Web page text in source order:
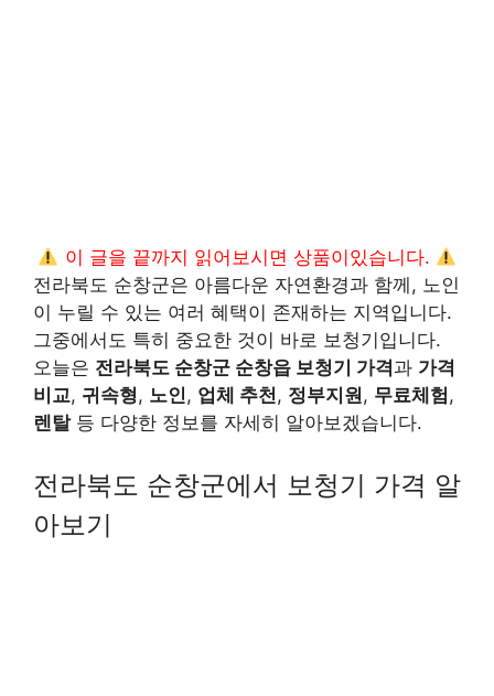
이 글을 끝까지 읽어보시면 상품이있습니다.
전라북도 순창군은 아름다운 자연환경과 함께, 노인
이 누릴 수 있는 여러 혜택이 존재하는 지역입니다.
그중에서도 특히 중요한 것이 바로 보청기입니다.
오늘은 전라북도 순창군 순창읍 보청기 가격과 가격
비교, 귀속형, 노인, 업체 추천, 정부지원, 무료체험,
렌탈등 다양한 정보를 자세히 알아보겠습니다.
전라북도 순창군에서 보청기 가격 알
아보기